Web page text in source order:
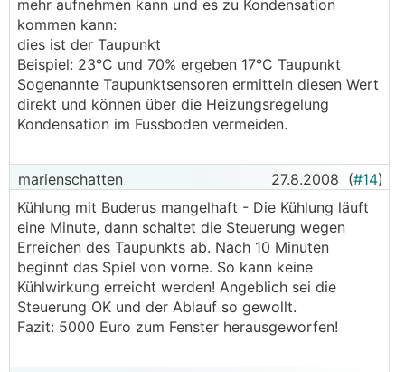
mehr aufnehmen kann und es zu Kondensation
kommen kann:
dies ist der Taupunkt
Beispiel: 23°C und 70% ergeben 17°C Taupunkt
Sogenannte Taupunktsensoren ermitteln diesen Wert
direkt und können über die Heizungsregelung
Kondensation im Fussboden vermeiden.
marienschatten 27.8.2008 (#14)
Kühlung mit Buderus mangelhaft - Die Kühlung läuft
eine Minute, dann schaltet die Steuerung wegen
Erreichen des Taupunkts ab. Nach 10 Minuten
beginnt das Spiel von vorne. So kann keine
Kühlwirkung erreicht werden! Angeblich sei die
Steuerung OK und der Ablauf so gewollt.
Fazit: 5000 Euro zum Fenster herausgeworfen!